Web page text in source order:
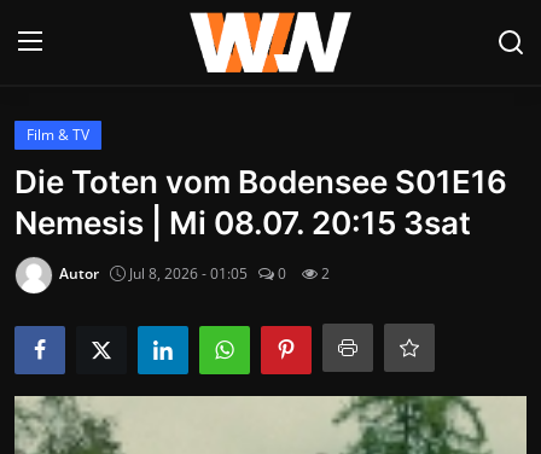
Anmelden
Datenschutzerklärung
Contact
Kultur & Unterhaltung
Lifestyle & Gesellschaft
Film & TV
Die Toten vom Bodensee S01E16
Nemesis | Mi 08.07. 20:15 3sat
Autor Jul 8, 2026 - 01:05 0 2